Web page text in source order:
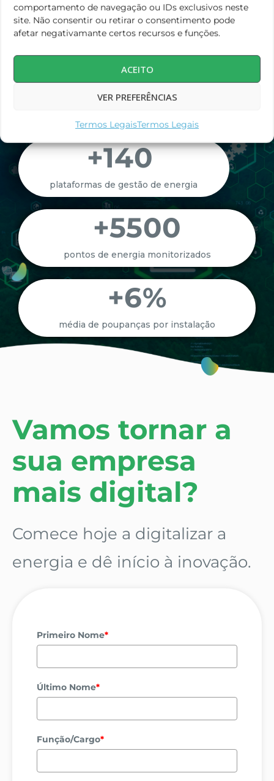
comportamento de navegação ou IDs exclusivos neste
site. Não consentir ou retirar o consentimento pode
afetar negativamante certos recursos e funções.
ACEITO
VER PREFERÊNCIAS
Termos LegaisTermos Legais
Pronto para Descarbonizar?
Juntos por um futuro mais
digital e eficiente
+140
plataformas de gestão de energia
+5500
pontos de energia monitorizados
+6%
média de poupanças por instalação
Vamos tornar a
sua empresa
mais digital?
Comece hoje a digitalizar a
energia e dê início à inovação.
Primeiro Nome*
Último Nome*
Função/Cargo*